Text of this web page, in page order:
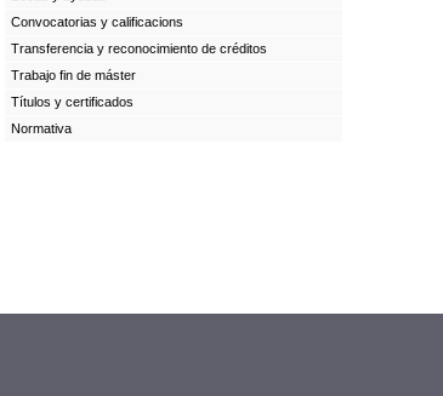
Convocatorias y calificacions
Transferencia y reconocimiento de créditos
Trabajo fin de máster
Títulos y certificados
Normativa